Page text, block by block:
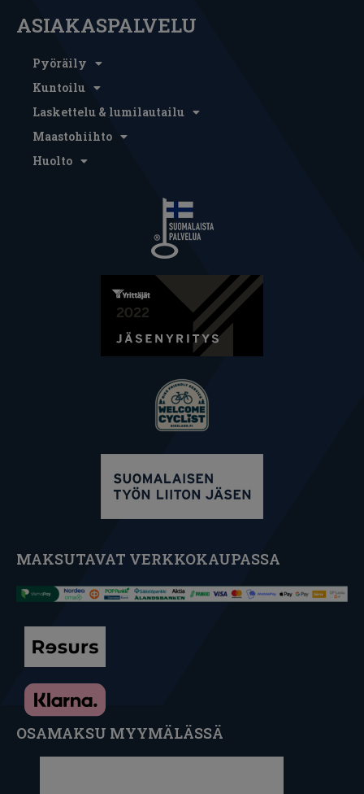
ASIAKASPALVELU
Pyöräily
Kuntoilu
Laskettelu & lumilautailu
Maastohiihto
Huolto
MAKSUTAVAT VERKKOKAUPASSA
OSAMAKSU MYYMÄLÄSSÄ